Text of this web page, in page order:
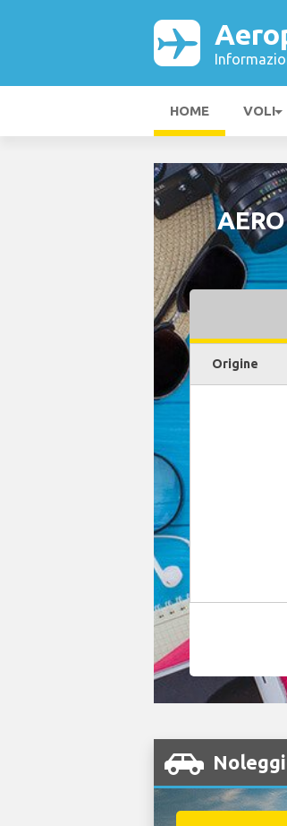
HOME VOLI
Origine